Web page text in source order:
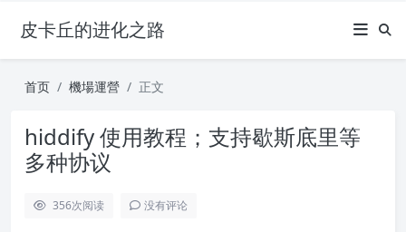
皮卡丘的进化之路
首页 機場運營 正文
hiddify 使用教程；支持歇斯底里等
多种协议
356次阅读 没有评论